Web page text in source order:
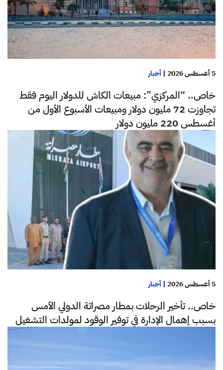
5 أغسطس 2026 | أخبار
خاص.. “المركزي”: مبيعات الكاش للدولار اليوم فقط
تجاوزت 72 مليون دولار ومبيعات الأسبوع الأول من
أغسطس 220 مليون دولار
5 أغسطس 2026 | أخبار
خاص.. تأخير الرحلات بمطار مصراتة الدولي الأمس
بسبب إهمال الإدارة في توفير الوقود لمولدات التشغيل